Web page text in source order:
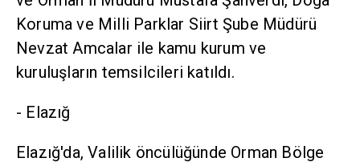
Koruma ve Milli Parklar Siirt Şube Müdürü
Nevzat Amcalar ile kamu kurum ve
kuruluşların temsilcileri katıldı.
- Elazığ
Elazığ'da, Valilik öncülüğünde Orman Bölge